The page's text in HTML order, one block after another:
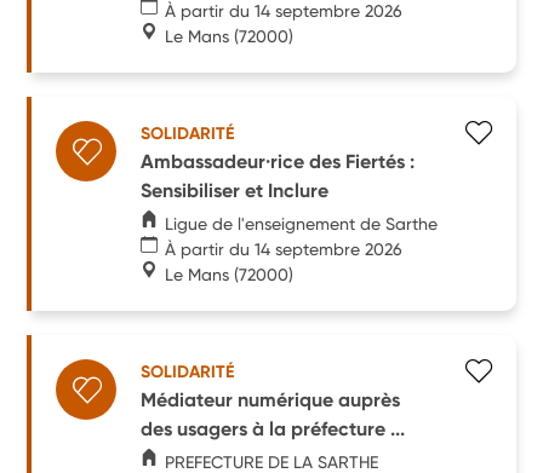
À partir du 14 septembre 2026
Le Mans (72000)
SOLIDARITÉ
Ambassadeur·rice des Fiertés :
Sensibiliser et Inclure
Ligue de l'enseignement de Sarthe
À partir du 14 septembre 2026
Le Mans (72000)
SOLIDARITÉ
Médiateur numérique auprès
des usagers à la préfecture ...
PREFECTURE DE LA SARTHE